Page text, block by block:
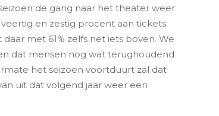
de gang naar het theater weer
en zestig procent aan tickets
met 61% zelfs net iets boven. We
dat mensen nog wat terughoudend
het seizoen voortduurt zal dat
uit dat volgend jaar weer een